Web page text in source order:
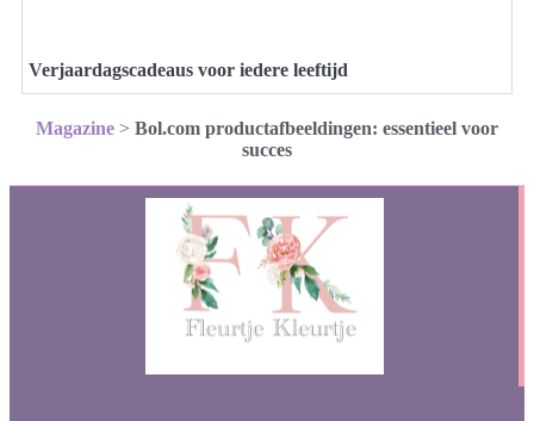
Verjaardagscadeaus voor iedere leeftijd
Magazine > Bol.com productafbeeldingen: essentieel voor
succes